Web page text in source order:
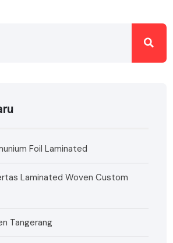
Foil Laminated
Laminated Woven Custom
Tangerang